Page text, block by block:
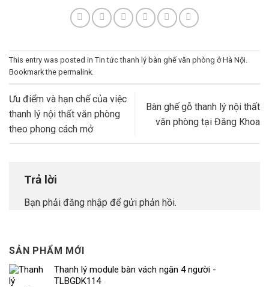
SẢN PHẨM MỚI
Thanh lý module bàn vách ngăn 4 người -
TLBGDK114
This entry was posted in Tin tức thanh lý bàn ghế văn phòng ở Hà Nội.
Bookmark the permalink.
Ưu điểm và hạn chế của việc
thanh lý nội thất văn phòng
theo phong cách mở
Bàn ghế gỗ thanh lý nội thất
văn phòng tại Đăng Khoa
Trả lời
Bạn phải đăng nhập để gửi phản hồi.